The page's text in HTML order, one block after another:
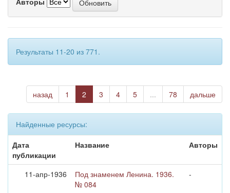
Результаты 11-20 из 771.
назад 1 2 3 4 5 ... 78 дальше
Найденные ресурсы:
Дата
публикации
Название Авторы
11-апр-1936
Под знаменем Ленина. 1936.
№ 084
-